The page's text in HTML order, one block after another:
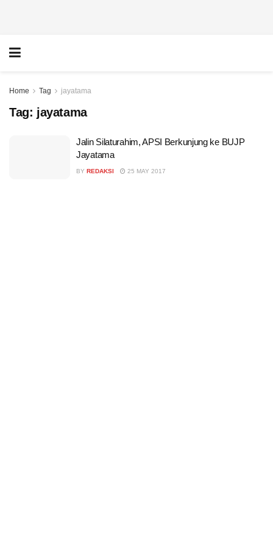
Home Tag jayatama
Tag: jayatama
Jalin Silaturahim, APSI Berkunjung ke BUJP
Jayatama
BY REDAKSI 25 MAY 2017